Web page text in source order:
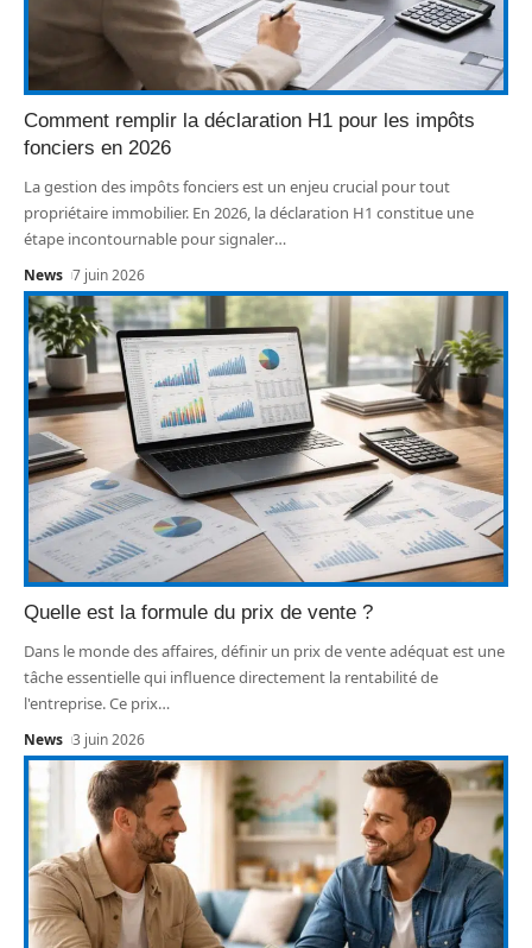
Comment remplir la déclaration H1 pour les impôts
fonciers en 2026
La gestion des impôts fonciers est un enjeu crucial pour tout
propriétaire immobilier. En 2026, la déclaration H1 constitue une
étape incontournable pour signaler…
News 7 juin 2026
Quelle est la formule du prix de vente ?
Dans le monde des affaires, définir un prix de vente adéquat est une
tâche essentielle qui influence directement la rentabilité de
l'entreprise. Ce prix…
News 3 juin 2026